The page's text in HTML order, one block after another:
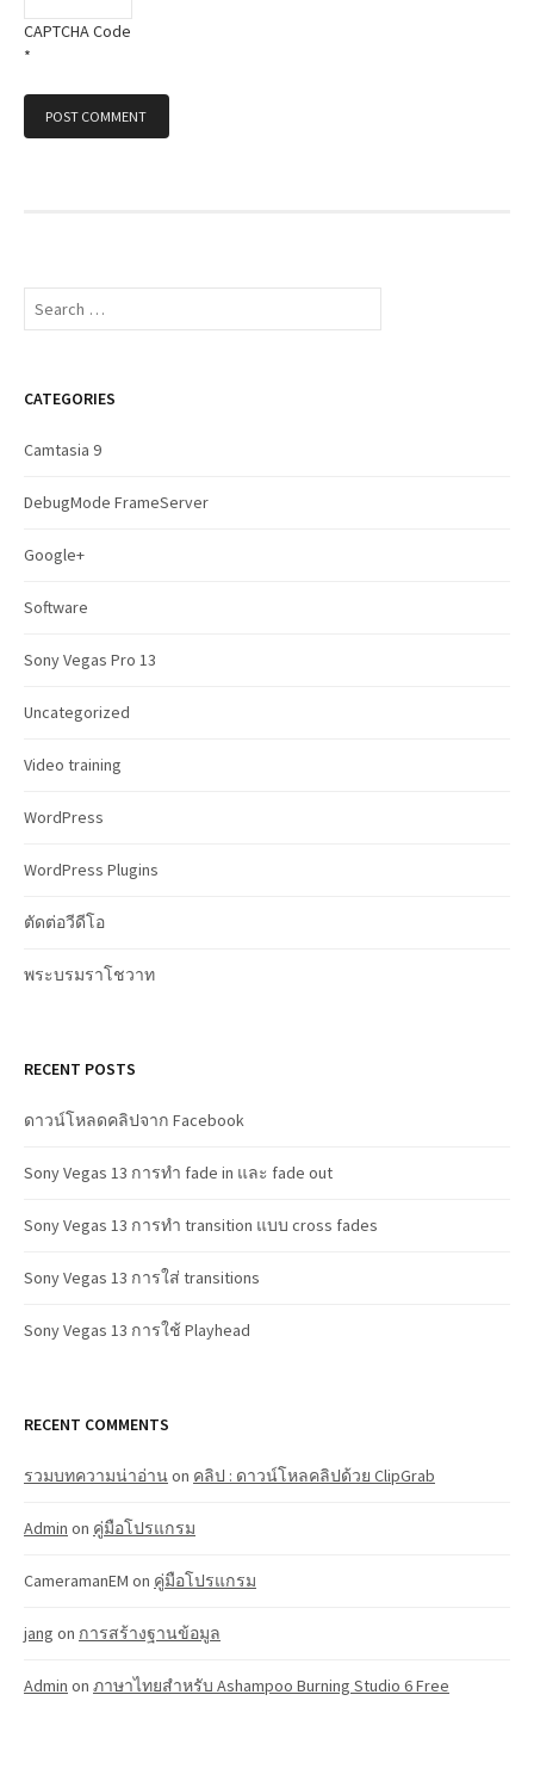
CAPTCHA Code
*
S
c
f
r
CATEGORIES
Camtasia 9
DebugMode FrameServer
Google+
Software
Sony Vegas Pro 13
Uncategorized
Video training
WordPress
WordPress Plugins
ตัดต่อวีดีโอ
พระบรมราโชวาท
RECENT POSTS
ดาวน์โหลดคลิปจาก Facebook
Sony Vegas 13 การทำ fade in และ fade out
Sony Vegas 13 การทำ transition แบบ cross fades
Sony Vegas 13 การใส่ transitions
Sony Vegas 13 การใช้ Playhead
RECENT COMMENTS
รวมบทความน่าอ่านon คลิป : ดาวน์โหลคลิปด้วย ClipGrab
Admin on คู่มือโปรแกรม
CameramanEM on คู่มือโปรแกรม
jang on การสร้างฐานข้อมูล
Admin on ภาษาไทยสำหรับ Ashampoo Burning Studio 6 Free